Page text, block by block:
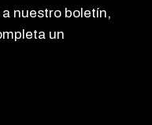
nuestro boletín,
un